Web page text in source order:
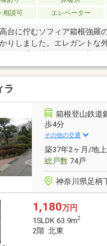
相談可
エレベーター
台に佇むソフィア箱根強羅
りしました。エレガントな
ーは好感が持てます。日替わ
場、ペット可で比較的築浅
是非オススメの物件でござ
ご質問など、お気軽にお問
ラ
箱根登山鉄道
歩4分
その他の交通
築37年2ヶ月/地
総戸数74戸
神奈川県足柄
1,180万円
1SLDK 63.9m2
2階 北東